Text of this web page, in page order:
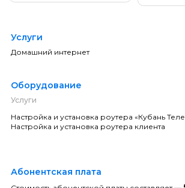
Услуги
Домашний интернет
Оборудование
Услуги
Настройка и установка роутера «Кубань
Настройка и установка роутера клиента
Абонентская плата